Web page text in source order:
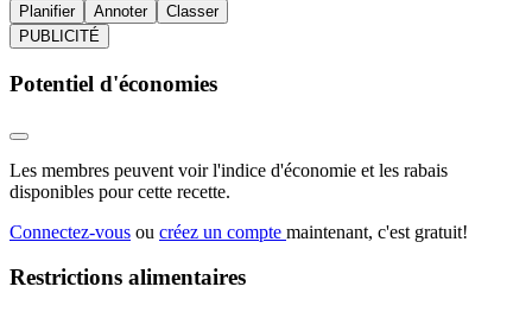
Planifier Annoter
Classer
PUBLICITÉ
Potentiel d'économies
Les membres peuvent voir l'indice d'économie et les rabais
disponibles pour cette recette.
Connectez-vous ou créez un compte maintenant, c'est gratuit!
Restrictions alimentaires